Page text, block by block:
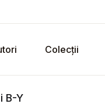
Colecții
B-Y